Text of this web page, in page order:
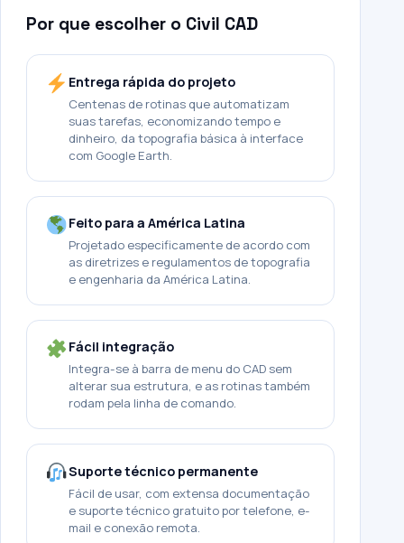
Por que escolher o Civil CAD
Entrega rápida do projeto
Centenas de rotinas que automatizam
suas tarefas, economizando tempo e
dinheiro, da topografia básica à interface
com Google Earth.
Feito para a América Latina
Projetado especificamente de acordo com
as diretrizes e regulamentos de topografia
e engenharia da América Latina.
Fácil integração
Integra-se à barra de menu do CAD sem
alterar sua estrutura, e as rotinas também
rodam pela linha de comando.
Suporte técnico permanente
Fácil de usar, com extensa documentação
e suporte técnico gratuito por telefone, e-
mail e conexão remota.